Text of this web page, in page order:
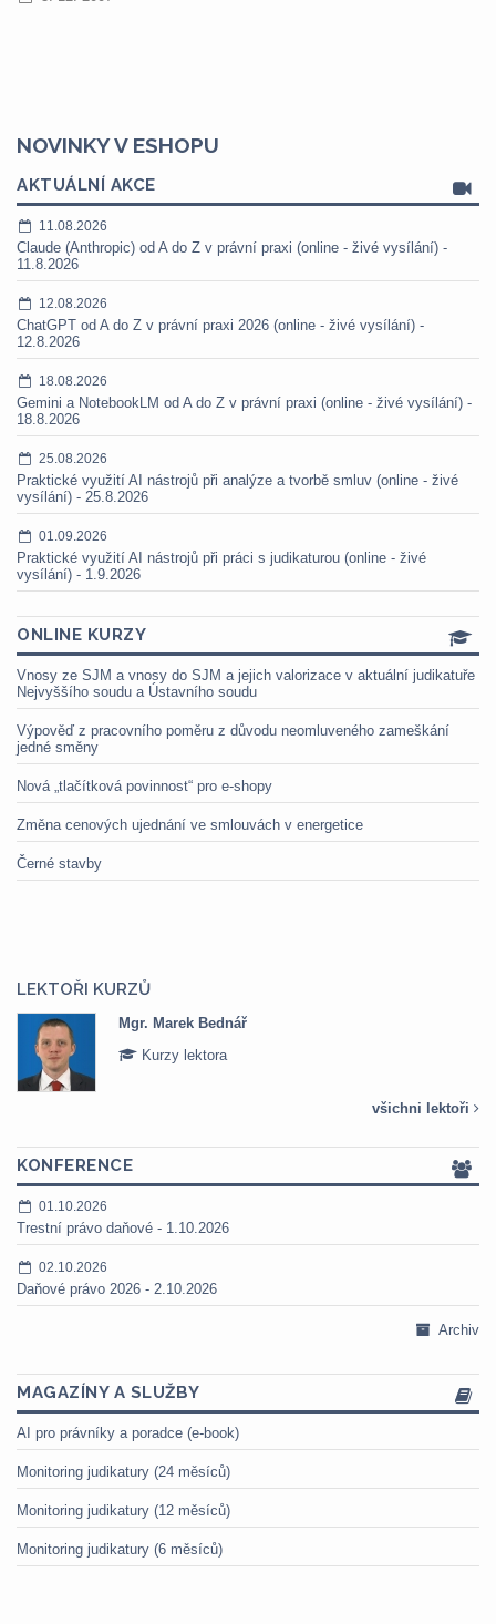
NOVINKY V ESHOPU
AKTUÁLNÍ AKCE
11.08.2026
Claude (Anthropic) od A do Z v právní praxi (online - živé vysílání) -
11.8.2026
12.08.2026
ChatGPT od A do Z v právní praxi 2026 (online - živé vysílání) -
12.8.2026
18.08.2026
Gemini a NotebookLM od A do Z v právní praxi (online - živé vysílání) -
18.8.2026
25.08.2026
Praktické využití AI nástrojů při analýze a tvorbě smluv (online - živé
vysílání) - 25.8.2026
01.09.2026
Praktické využití AI nástrojů při práci s judikaturou (online - živé
vysílání) - 1.9.2026
ONLINE KURZY
Vnosy ze SJM a vnosy do SJM a jejich valorizace v aktuální judikatuře
Nejvyššího soudu a Ústavního soudu
Výpověď z pracovního poměru z důvodu neomluveného zameškání
jedné směny
Nová „tlačítková povinnost“ pro e-shopy
Změna cenových ujednání ve smlouvách v energetice
Černé stavby
LEKTOŘI KURZŮ
Mgr. Marek Bednář
Kurzy lektora
všichni lektoři
KONFERENCE
01.10.2026
Trestní právo daňové - 1.10.2026
02.10.2026
Daňové právo 2026 - 2.10.2026
Archiv
MAGAZÍNY A SLUŽBY
AI pro právníky a poradce (e-book)
Monitoring judikatury (24 měsíců)
Monitoring judikatury (12 měsíců)
Monitoring judikatury (6 měsíců)